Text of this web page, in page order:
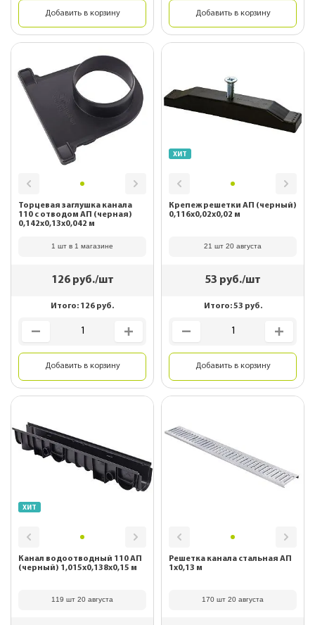
Добавить в корзину Добавить в корзину
Торцевая заглушка канала
110 с отводом АП (черная)
0,142х0,13х0,042 м
1 шт в 1 магазине
126руб./шт
Итого: 126 руб.
Добавить в корзину
ХИТ
Крепеж решетки АП (черный)
0,116х0,02х0,02 м
21 шт 20 августа
53 руб./шт
Итого:53 руб.
Добавить в корзину
ХИТ
Канал водоотводный 110 АП
(черный) 1,015х0,138х0,15 м
119 шт 20 августа
Решетка канала стальная АП
1х0,13 м
170 шт 20 августа